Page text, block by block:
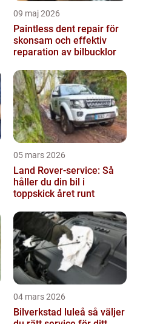
09 maj 2026
Paintless dent repair för
skonsam och effektiv
reparation av bilbucklor
05 mars 2026
Land Rover-service: Så
håller du din bil i
toppskick året runt
04 mars 2026
Bilverkstad luleå så väljer